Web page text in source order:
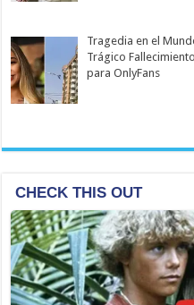
Tragedia en el
Trágico
para OnlyFans